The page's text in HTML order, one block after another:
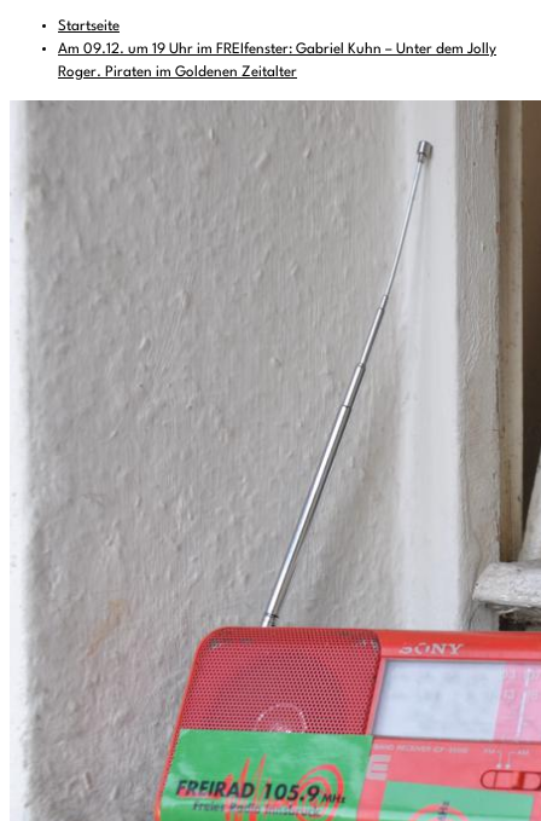
Startseite
Am 09.12. um 19 Uhr im FREIfenster: Gabriel Kuhn – Unter dem Jolly
Roger. Piraten im Goldenen Zeitalter